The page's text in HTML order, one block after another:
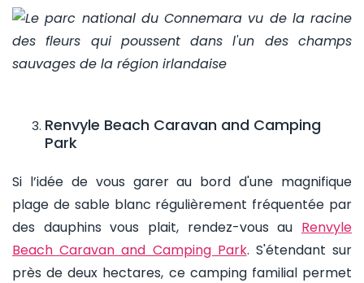
Renvyle Beach Caravan and Camping
Park
Si l’idée de vous garer au bord d'une magnifique
plage de sable blanc régulièrement fréquentée par
des dauphins vous plait, rendez-vous au Renvyle
Beach Caravan and Camping Park. S'étendant sur
près de deux hectares, ce camping familial permet